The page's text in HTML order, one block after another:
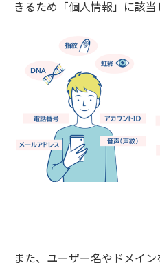
きるため「個人情報」に該当
また、ユーザー名やドメイ